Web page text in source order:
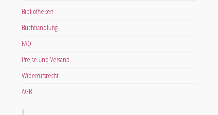
Bibliotheken
Buchhandlung
FAQ
Preise und Versand
Widerrufsrecht
AGB